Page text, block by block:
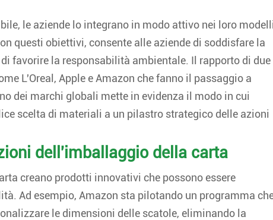
le aziende lo integrano in modo attivo nei loro modelli
questi obiettivi, consente alle aziende di soddisfare la
favorire la responsabilità ambientale. Il rapporto di due
L'Oreal, Apple e Amazon che fanno il passaggio a
dei marchi globali mette in evidenza il modo in cui
scelta di materiali a un pilastro strategico delle azioni
dell'imballaggio della carta
creano prodotti innovativi che possono essere
Ad esempio, Amazon sta pilotando un programma
le dimensioni delle scatole, eliminando la